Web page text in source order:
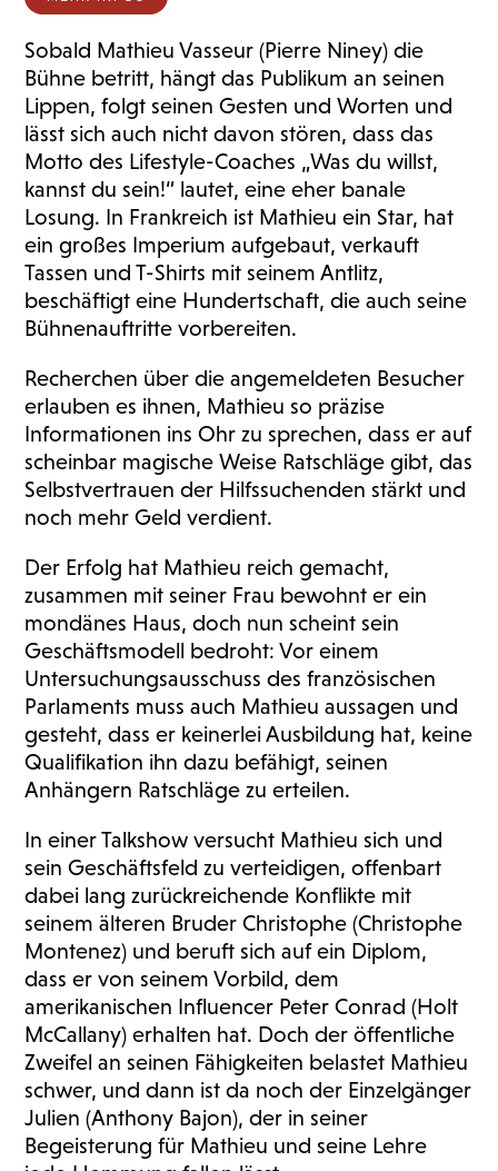
Sobald Mathieu Vasseur (Pierre Niney) die
Bühne betritt, hängt das Publikum an seinen
Lippen, folgt seinen Gesten und Worten und
lässt sich auch nicht davon stören, dass das
Motto des Lifestyle-Coaches „Was du willst,
kannst du sein!“ lautet, eine eher banale
Losung. In Frankreich ist Mathieu ein Star, hat
ein großes Imperium aufgebaut, verkauft
Tassen und T-Shirts mit seinem Antlitz,
beschäftigt eine Hundertschaft, die auch seine
Bühnenauftritte vorbereiten.
Recherchen über die angemeldeten Besucher
erlauben es ihnen, Mathieu so präzise
Informationen ins Ohr zu sprechen, dass er auf
scheinbar magische Weise Ratschläge gibt, das
Selbstvertrauen der Hilfssuchenden stärkt und
noch mehr Geld verdient.
Der Erfolg hat Mathieu reich gemacht,
zusammen mit seiner Frau bewohnt er ein
mondänes Haus, doch nun scheint sein
Geschäftsmodell bedroht: Vor einem
Untersuchungsausschuss des französischen
Parlaments muss auch Mathieu aussagen und
gesteht, dass er keinerlei Ausbildung hat, keine
Qualifikation ihn dazu befähigt, seinen
Anhängern Ratschläge zu erteilen.
In einer Talkshow versucht Mathieu sich und
sein Geschäftsfeld zu verteidigen, offenbart
dabei lang zurückreichende Konflikte mit
seinem älteren Bruder Christophe (Christophe
Montenez) und beruft sich auf ein Diplom,
dass er von seinem Vorbild, dem
amerikanischen Influencer Peter Conrad (Holt
McCallany) erhalten hat. Doch der öffentliche
Zweifel an seinen Fähigkeiten belastet Mathieu
schwer, und dann ist da noch der Einzelgänger
Julien (Anthony Bajon), der in seiner
Begeisterung für Mathieu und seine Lehre